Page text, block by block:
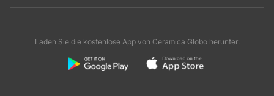
Laden Sie die kostenlose App von Ceramica Globo herunter: